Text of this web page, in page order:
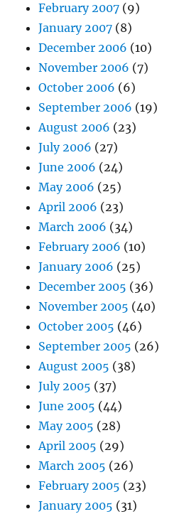
February 2007 (9)
January 2007 (8)
December 2006 (10)
November 2006 (7)
October 2006 (6)
September 2006 (19)
August 2006 (23)
July 2006 (27)
June 2006 (24)
May 2006 (25)
April 2006 (23)
March 2006 (34)
February 2006 (10)
January 2006 (25)
December 2005 (36)
November 2005 (40)
October 2005 (46)
September 2005 (26)
August 2005 (38)
July 2005 (37)
June 2005 (44)
May 2005 (28)
April 2005 (29)
March 2005 (26)
February 2005 (23)
January 2005 (31)